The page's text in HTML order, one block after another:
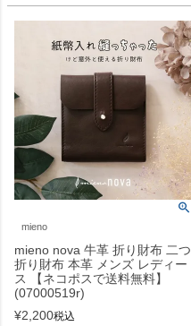
mieno
mieno nova 牛革 折り財布 二つ
折り財布 本革 メンズ レディー
ス 【ネコポスで送料無料】
(07000519r)
¥2,200税込